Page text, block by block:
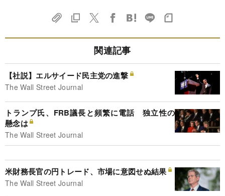
関連記事
【社説】エルサイード民主党の進撃
The Wall Street Journal
トランプ氏、FRB議長と頻繁に電話 独立性の
懸念は
The Wall Street Journal
米財務長官の円トレード、市場に意図せぬ結果
The Wall Street Journal